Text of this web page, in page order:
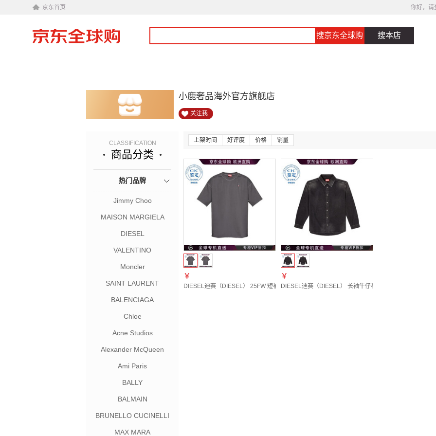
京东首页 你好，请
搜京东全球购 搜本店
小鹿奢品海外官方旗舰店
关注我
CLASSIFICATION
商品分类
热门品牌
Jimmy Choo
MAISON MARGIELA
DIESEL
VALENTINO
Moncler
SAINT LAURENT
BALENCIAGA
Chloe
Acne Studios
Alexander McQueen
Ami Paris
BALLY
BALMAIN
BRUNELLO CUCINELLI
MAX MARA
上架时间 好评度 价格 销量
￥
DIESEL迪赛（DIESEL） 25FW 短袖T恤 男士 图色A194630NIAX 20 | S
￥
DIESEL迪赛（DIESEL） 长袖牛仔衬衫 男士 图色